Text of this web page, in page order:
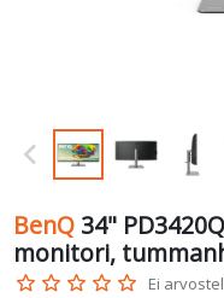
BenQ 34"
monitori,
star_border star_border star_border star_border star_border Ei